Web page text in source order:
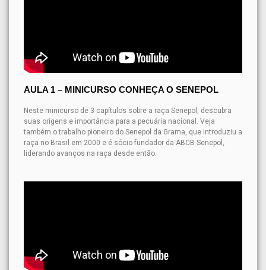
AULA 1 – MINICURSO CONHEÇA O SENEPOL
Neste minicurso de 3 capítulos sobre a raça Senepol, descubra
suas origens e importância para a pecuária nacional. Veja
também o trabalho pioneiro do Senepol da Grama, que introduziu a
raça no Brasil em 2000 e é sócio fundador da ABCB Senepol,
liderando avanços na raça desde então.